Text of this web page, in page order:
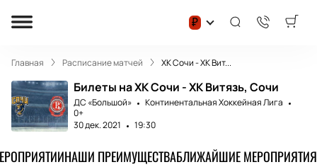
₽
Главная Расписание матчей ХК Сочи - ХК Вит...
Билеты на ХК Сочи - ХК Витязь, Сочи
ДС «Большой»
Континентальная Хоккейная Лига
0+
30 дек. 2021
19:30
НАШИ ПРЕИМУЩЕСТВАБЛИЖАЙШИЕ МЕРОПРИЯТИЯ